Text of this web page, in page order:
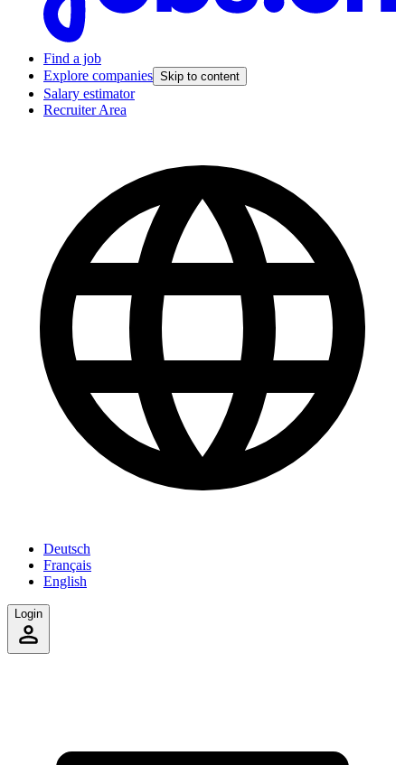
Find a job
Explore companies Skip to content
Salary estimator
Recruiter Area
Deutsch
Français
English
Login